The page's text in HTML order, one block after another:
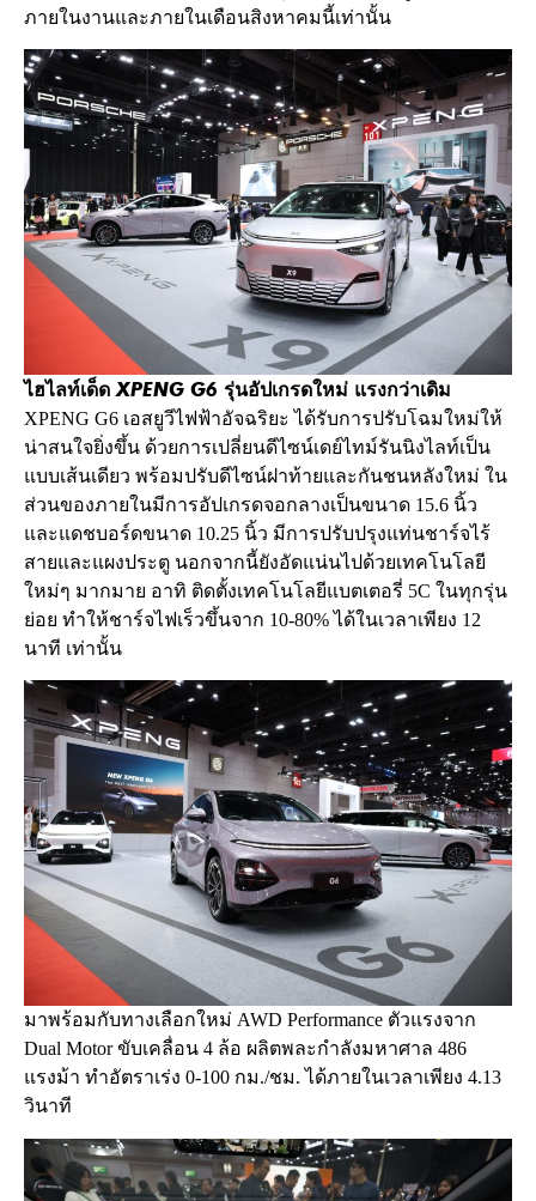
ภายในงานและภายในเดือนสิงหาคมนี้เท่านั้น
ไฮไลท์เด็ด XPENG G6 รุ่นอัปเกรดใหม่ แรงกว่าเดิม
XPENG G6 เอสยูวีไฟฟ้าอัจฉริยะ ได้รับการปรับโฉมใหม่ให้
น่าสนใจยิ่งขึ้น ด้วยการเปลี่ยนดีไซน์เดย์ไทม์รันนิงไลท์เป็น
แบบเส้นเดียว พร้อมปรับดีไซน์ฝาท้ายและกันชนหลังใหม่ ใน
ส่วนของภายในมีการอัปเกรดจอกลางเป็นขนาด 15.6 นิ้ว
และแดชบอร์ดขนาด 10.25 นิ้ว มีการปรับปรุงแท่นชาร์จไร้
สายและแผงประตู นอกจากนี้ยังอัดแน่นไปด้วยเทคโนโลยี
ใหม่ๆ มากมาย อาทิ ติดตั้งเทคโนโลยีแบตเตอรี่ 5C ในทุกรุ่น
ย่อย ทำให้ชาร์จไฟเร็วขึ้นจาก 10-80% ได้ในเวลาเพียง 12
นาที เท่านั้น
มาพร้อมกับทางเลือกใหม่ AWD Performance ตัวแรงจาก
Dual Motor ขับเคลื่อน 4 ล้อ ผลิตพละกำลังมหาศาล 486
แรงม้า ทำอัตราเร่ง 0-100 กม./ชม. ได้ภายในเวลาเพียง 4.13
วินาที